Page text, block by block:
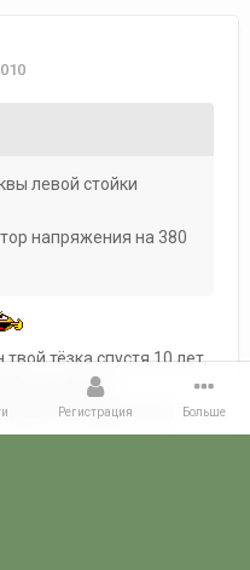
левой стойки
напряжения на 380
тёзка спустя 10 лет,
году была
вида почти
внутренние
Регистрация Больше